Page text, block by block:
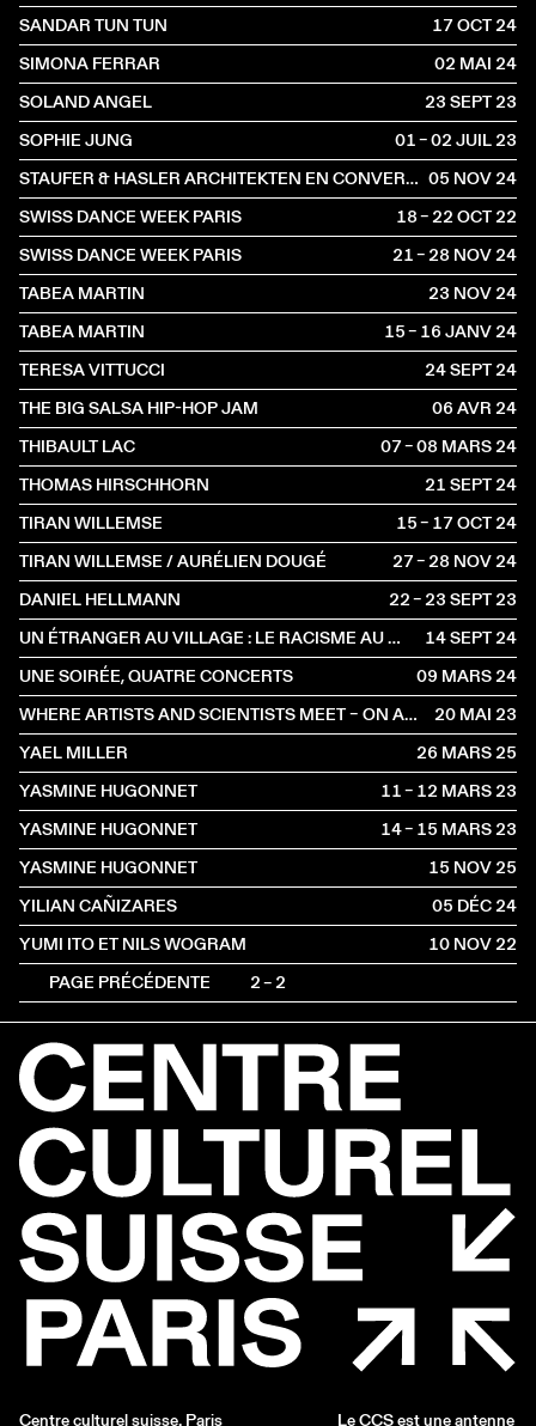
SANDAR TUN TUN
17 OCT2024
SIMONA FERRAR
02 MAI2024
SOLAND ANGEL
23 SEPT2023
SOPHIE JUNG
01 – 02 JUIL2023
STAUFER & HASLER ARCHITEKTEN EN CONVERSATION AVEC BENOÎT PIÉRON 05 NOV2024
SWISS DANCE WEEK PARIS
18 – 22 OCT2022
SWISS DANCE WEEK PARIS
21 – 28 NOV2024
TABEA MARTIN
23 NOV2024
TABEA MARTIN
15 – 16 JANV2024
TERESA VITTUCCI
24 SEPT2024
THE BIG SALSA HIP-HOP JAM
06 AVR2024
THIBAULT LAC
07 – 08 MARS2024
THOMAS HIRSCHHORN
21 SEPT2024
TIRAN WILLEMSE
15 – 17 OCT2024
TIRAN WILLEMSE / AURÉLIEN DOUGÉ
27 – 28 NOV2024
DANIEL HELLMANN
22 – 23 SEPT2023
UN ÉTRANGER AU VILLAGE : LE RACISME AU MIROIR DE JAMES BALDWIN
14 SEPT2024
UNE SOIRÉE, QUATRE CONCERTS
09 MARS2024
WHERE ARTISTS AND SCIENTISTS MEET – ON ARTISTIC RESEARCH AND SCIENTIFIC CREATIVITY
20 MAI2023
YAEL MILLER
26 MARS2025
YASMINE HUGONNET
11 – 12 MARS2023
YASMINE HUGONNET
14 – 15 MARS2023
YASMINE HUGONNET
15 NOV2025
YILIAN CAÑIZARES
05 DÉC2024
YUMI ITO ET NILS WOGRAM
10 NOV2022
PAGE PRÉCÉDENTE
2 – 2
Centre culturel suisse. Paris Le CCS est une antenne